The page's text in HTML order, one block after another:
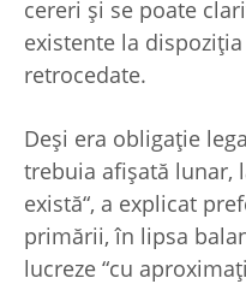
cereri şi se poate
existente la
retrocedate.
Deşi era obligaţie
trebuia afişată lunar,
există“, a explicat
primării, în lipsa
lucreze “cu